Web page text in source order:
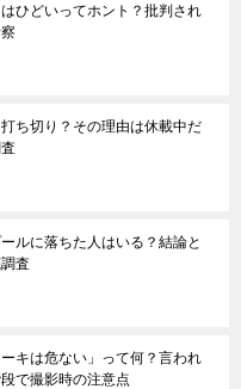
ひどいってホント？批判され
ち切り？その理由は休載中だ
ルに落ちた人はいる？結論と
査
キは危ない」って何？言われ
で撮影時の注意点